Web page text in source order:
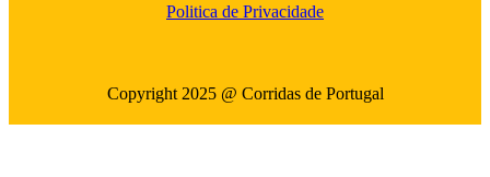
Politica de Privacidade
Copyright 2025 @ Corridas de Portugal